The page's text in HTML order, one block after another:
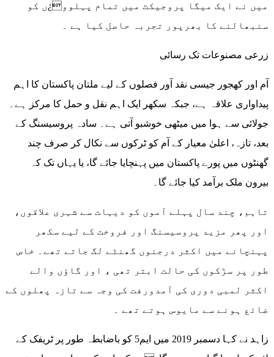
میں نے ایک میگا پروجیکٹ میں تمام پہلوو¿ں کو
سنبھالنے کا بھرپور تجربہ حاصل کیا ہے ۔
زرعی مصنوعات تک رسائی
آم اور کھجور جیسی نقد آور فصلوں کے لیے ملتان پاکستان کا اہم
پیداواری علاقہ ہے، جبکہ سکھر ایک اہم نقل و حمل کا مرکز ہے۔
جولائی سے ہوا میں میٹھی خوشبو آتی ہے۔ سادہ پروسیسنگ کے
بعد، تازہ، اعلیٰ معیار کے آم کو ٹرکوں سے نکال کر صرف چند
گھنٹوں میں پورے پاکستان میں پہنچایا جائے گا، یا یہاں تک کہ
بیرون ملک برآمد کیا جائے گا۔
تاہم، چند سال پہلے آموں کو دیہات سے شہری علاقوں،
اور پھر مزید پروسیسنگ اور فروخت کے لیے سکھر
پہنچانے میں اکثر درجنوں گھنٹے لگ جاتے تھے۔ خاص
طور پر سڑکوں کی حالت ابتر تھی ، اور گاﺅں والے
اکثر لمبی دوری کی آمدورفت کی وجہ سے تازہ پھلوں کے
ضائع ہونے سے مایوس ہوتے تھے ۔